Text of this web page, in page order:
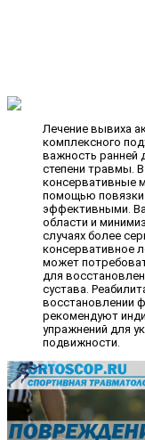
Лечение вывиха
комплексного
важность ранней
степени травмы.
консервативные
помощью
эффективными.
области и
случаях более
консервативное
может
для
сустава.
восстановлении
рекомендуют
упражнений для
подвижности.